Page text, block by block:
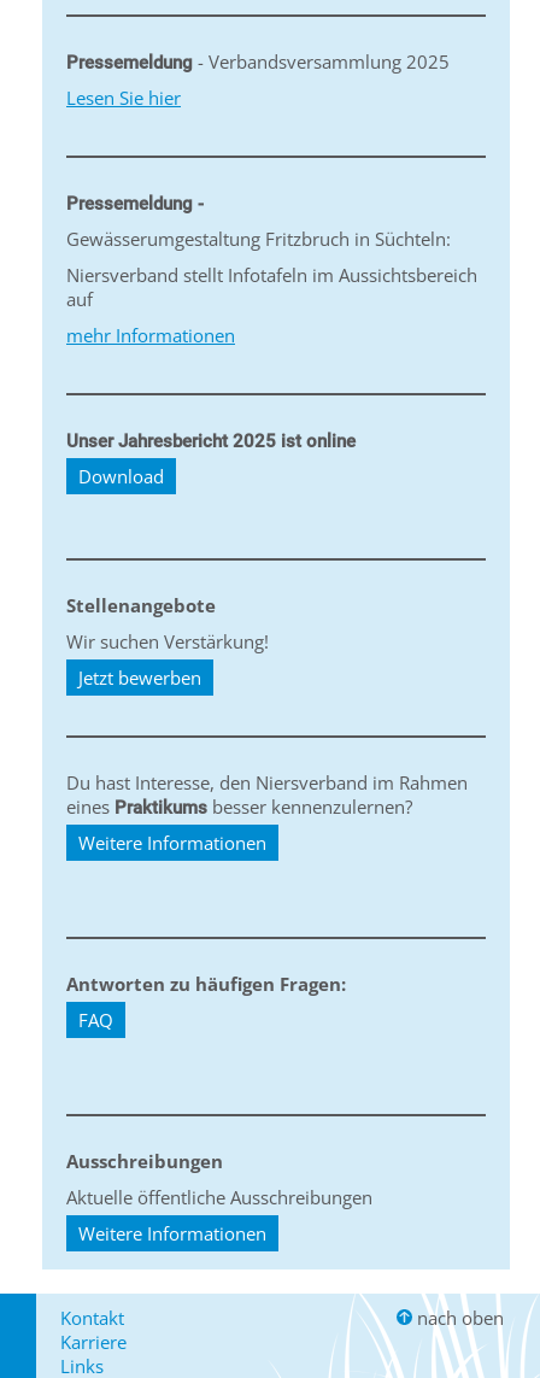
Pressemeldung - Verbandsversammlung 2025
Lesen Sie hier
Pressemeldung -
Gewässerumgestaltung Fritzbruch in Süchteln:
Niersverband stellt Infotafeln im Aussichtsbereich
auf
mehr Informationen
Unser Jahresbericht 2025 ist online
Download
Stellenangebote
Wir suchen Verstärkung!
Jetzt bewerben
Du hast Interesse, den Niersverband im Rahmen
eines Praktikums besser kennenzulernen?
Weitere Informationen
Antworten zu häufigen Fragen:
FAQ
Ausschreibungen
Aktuelle öffentliche Ausschreibungen
Weitere Informationen
Kontakt
Karriere
Links
nach oben